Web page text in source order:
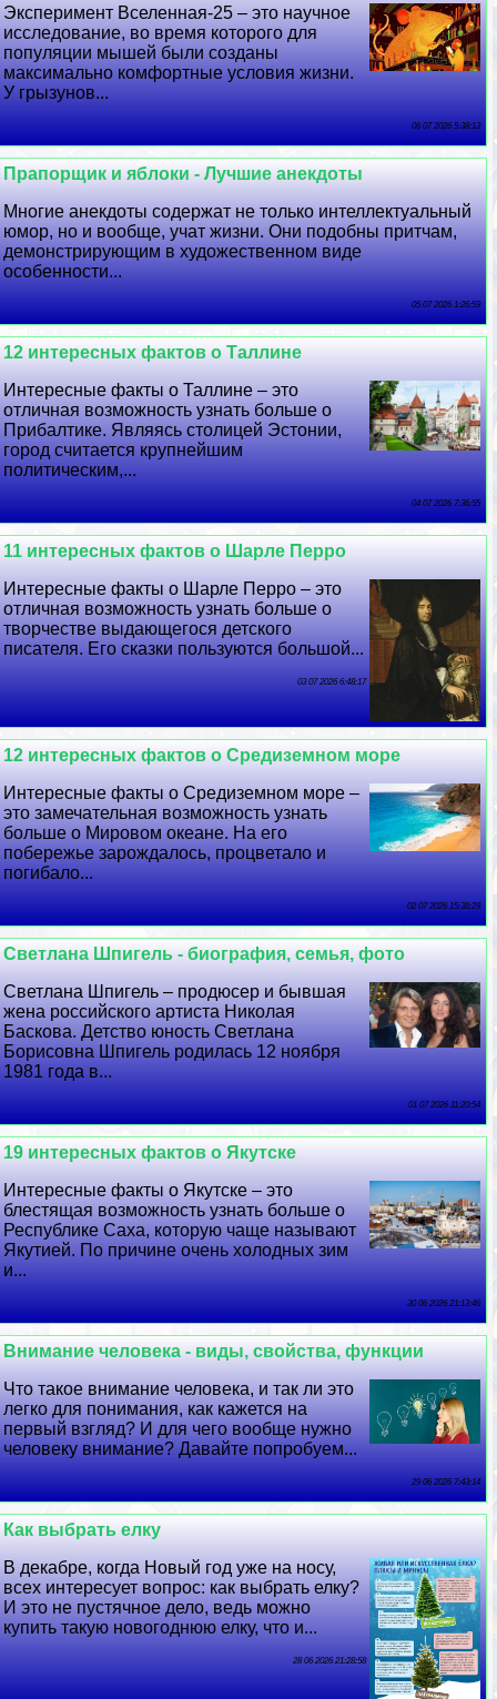
Эксперимент Вселенная-25 – это научное
исследование, во время которого для
популяции мышей были созданы
максимально комфортные условия жизни.
У грызунов...
06 07 2026 5:38:13
Прапорщик и яблоки - Лучшие анекдоты
Многие анекдоты содержат не только интеллектуальный
юмор, но и вообще, учат жизни. Они подобны притчам,
демонстрирующим в художественном виде
особенности...
05 07 2026 1:26:59
12 интересных фактов о Таллине
Интересные факты о Таллине – это
отличная возможность узнать больше о
Прибалтике. Являясь столицей Эстонии,
город считается крупнейшим
политическим,...
04 07 2026 7:36:55
11 интересных фактов о Шарле Перро
Интересные факты о Шарле Перро – это
отличная возможность узнать больше о
творчестве выдающегося детского
писателя. Его сказки пользуются большой...
03 07 2026 6:48:17
12 интересных фактов о Средиземном море
Интересные факты о Средиземном море –
это замечательная возможность узнать
больше о Мировом океане. На его
побережье зарождалось, процветало и
погибало...
02 07 2026 15:38:29
Светлана Шпигель - биография, семья, фото
Светлана Шпигель – продюсер и бывшая
жена российского артиста Николая
Баскова. Детство юность Светлана
Борисовна Шпигель родилась 12 ноября
1981 года в...
01 07 2026 11:20:54
19 интересных фактов о Якутске
Интересные факты о Якутске – это
блестящая возможность узнать больше о
Республике Саха, которую чаще называют
Якутией. По причине очень холодных зим
и...
30 06 2026 21:13:46
Внимание человека - виды, свойства, функции
Что такое внимание человека, и так ли это
легко для понимания, как кажется на
первый взгляд? И для чего вообще нужно
человеку внимание? Давайте попробуем...
29 06 2026 7:43:14
Как выбрать елку
В декабре, когда Новый год уже на носу,
всех интересует вопрос: как выбрать елку?
И это не пустячное дело, ведь можно
купить такую новогоднюю елку, что и...
28 06 2026 21:28:58